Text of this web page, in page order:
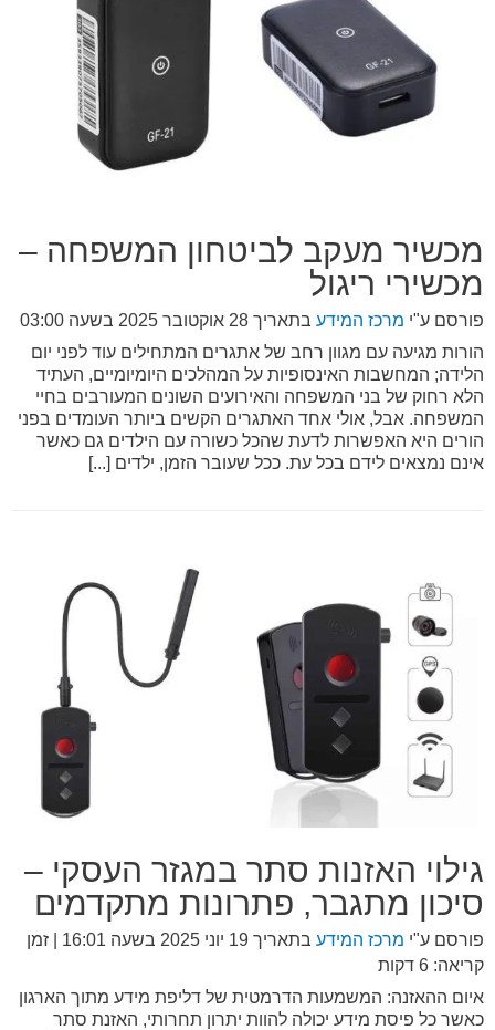
מכשיר מעקב לביטחון המשפחה –
מכשירי ריגול
פורסם ע"י מרכז המידע בתאריך 28 אוקטובר 2025 בשעה 03:00
הורות מגיעה עם מגוון רחב של אתגרים המתחילים עוד לפני יום
הלידה; המחשבות האינסופיות על המהלכים היומיומיים, העתיד
הלא רחוק של בני המשפחה והאירועים השונים המעורבים בחיי
המשפחה. אבל, אולי אחד האתגרים הקשים ביותר העומדים בפני
הורים היא האפשרות לדעת שהכל כשורה עם הילדים גם כאשר
אינם נמצאים לידם בכל עת. ככל שעובר הזמן, ילדים [...]
גילוי האזנות סתר במגזר העסקי –
סיכון מתגבר, פתרונות מתקדמים
פורסם ע"י מרכז המידע בתאריך 19 יוני 2025 בשעה 16:01
| זמן
קריאה: 6 דקות
איום ההאזנה: המשמעות הדרמטית של דליפת מידע מתוך הארגון
כאשר כל פיסת מידע יכולה להוות יתרון תחרותי, האזנת סתר